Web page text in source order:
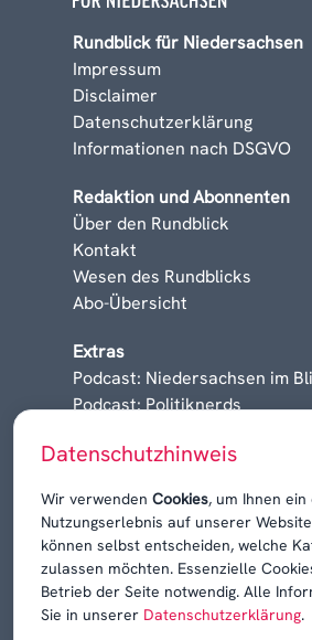
Datenschutzhinweis
Wir verwenden Cookies, um Ihnen
Nutzungserlebnis auf unserer
können selbst entscheiden, welche
zulassen möchten. Essenzielle
Betrieb der Seite notwendig. Alle
Sie in unserer Datenschutzerklärung.
Rundblick für Niedersachsen
Impressum
Disclaimer
Datenschutzerklärung
Informationen nach DSGVO
Redaktion und Abonnenten
Über den Rundblick
Kontakt
Wesen des Rundblicks
Abo-Übersicht
Extras
Podcast: Niedersachsen im
Podcast: Politiknerds
Karrieren, Krisen &